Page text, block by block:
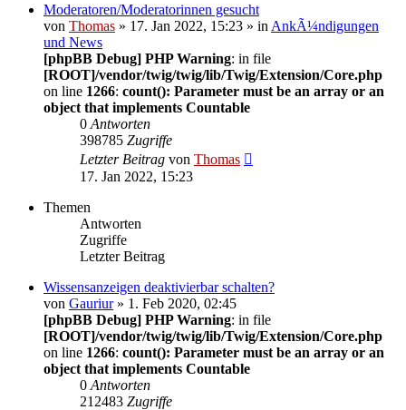
Moderatoren/Moderatorinnen gesucht
von Thomas » 17. Jan 2022, 15:23 » in AnkÃ¼ndigungen
und News
[phpBB Debug] PHP Warning: in file
[ROOT]/vendor/twig/twig/lib/Twig/Extension/Core.php
on line 1266: count(): Parameter must be an array or an
object that implements Countable
0 Antworten
398785 Zugriffe
Letzter Beitrag von Thomas
17. Jan 2022, 15:23
Themen
Antworten
Zugriffe
Letzter Beitrag
Wissensanzeigen deaktivierbar schalten?
von Gauriur» 1. Feb 2020, 02:45
[phpBB Debug] PHP Warning: in file
[ROOT]/vendor/twig/twig/lib/Twig/Extension/Core.php
on line 1266: count(): Parameter must be an array or an
object that implements Countable
0 Antworten
212483 Zugriffe